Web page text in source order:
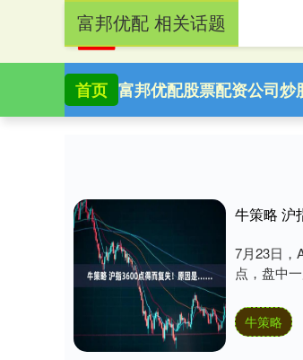
首页 富邦优配股票配资公司炒
富邦优配 相关话题
牛策略
7月23日，
点，盘中
牛策略